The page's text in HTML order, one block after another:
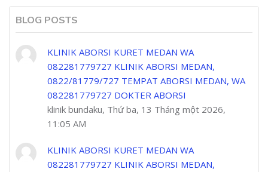
BLOG POSTS
KLINIK ABORSI KURET MEDAN WA
082281779727 KLINIK ABORSI MEDAN,
0822/81779/727 TEMPAT ABORSI MEDAN, WA
082281779727 DOKTER ABORSI
klinik bundaku, Thứ ba, 13 Tháng một 2026,
11:05 AM
KLINIK ABORSI KURET MEDAN WA
082281779727 KLINIK ABORSI MEDAN,